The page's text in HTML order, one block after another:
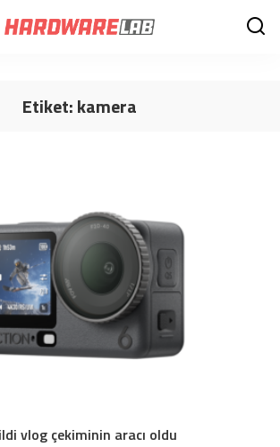
Etiket:kamera
vlog çekiminin aracı oldu